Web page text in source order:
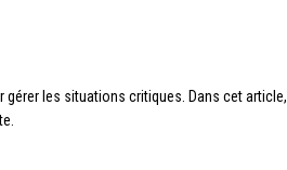
les situations critiques. Dans cet article,